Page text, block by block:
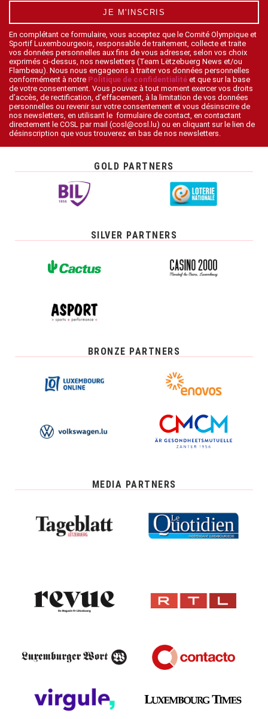
JE M'INSCRIS
En complétant ce formulaire, vous acceptez que le Comité Olympique et
Sportif Luxembourgeois, responsable de traitement, collecte et traite
vos données personnelles aux fins de vous adresser, selon vos choix
exprimés ci-dessus, nos newsletters (Team Lëtzebuerg News et/ou
Flambeau). Nous nous engageons à traiter vos données personnelles
conformément à notre Politique de confidentialité et que sur la base
de votre consentement. Vous pouvez à tout moment exercer vos droits
d’accès, de rectification, d’effacement, à la limitation de vos données
personnelles ou revenir sur votre consentement et vous désinscrire de
nos newsletters, en utilisant le formulaire de contact, en contactant
directement le COSL par mail (cosl@cosl.lu) ou en cliquant sur le lien de
désinscription que vous trouverez en bas de nos newsletters.
GOLD PARTNERS
SILVER PARTNERS
BRONZE PARTNERS
MEDIA PARTNERS